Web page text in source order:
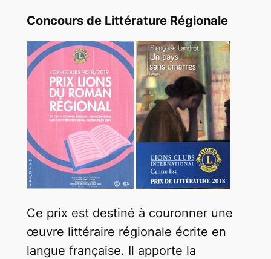
Concours de Littérature Régionale
Ce prix est destiné à couronner une
œuvre littéraire régionale écrite en
langue française. Il apporte la